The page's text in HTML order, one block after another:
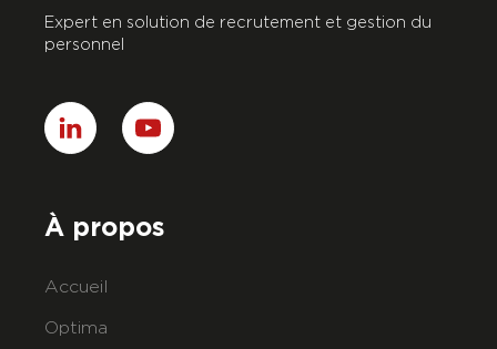
Expert en solution de recrutement et gestion du
personnel
À propos
Accueil
Optima